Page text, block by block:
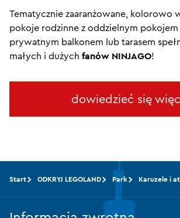
Tematycznie zaaranżowane, kolorowo
pokoje rodzinne z oddzielnym
prywatnym balkonem lub tarasem
małych i dużych fanów NINJAGO!
dowiedzieć się
Start ODKRYJ LEGOLAND Park Karuzele i